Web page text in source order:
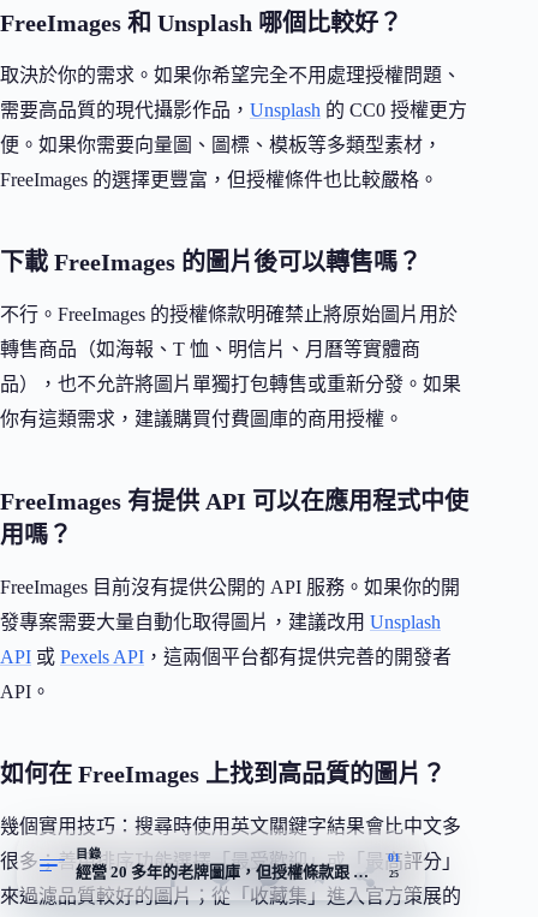
FreeImages 和 Unsplash 哪個比較好？
取決於你的需求。如果你希望完全不用處理授權問題、
需要高品質的現代攝影作品， Unsplash 的 CC0 授權更方
便。如果你需要向量圖、圖標、模板等多類型素材，
FreeImages 的選擇更豐富，但授權條件也比較嚴格。
下載 FreeImages 的圖片後可以轉售嗎？
不行。FreeImages 的授權條款明確禁止將原始圖片用於
轉售商品（如海報、T 恤、明信片、月曆等實體商
品），也不允許將圖片單獨打包轉售或重新分發。如果
你有這類需求，建議購買付費圖庫的商用授權。
FreeImages 有提供 API 可以在應用程式中使
用嗎？
FreeImages 目前沒有提供公開的 API 服務。如果你的開
發專案需要大量自動化取得圖片，建議改用 Unsplash
API 或 Pexels API ，這兩個平台都有提供完善的開發者
API。
如何在 FreeImages 上找到高品質的圖片？
幾個實用技巧：搜尋時使用英文關鍵字結果會比中文多
很多；善用排序功能選擇「最受歡迎」或「最高評分」
來過濾品質較好的圖片；從「收藏集」進入官方策展的
目錄
經營 20 多年的老牌圖庫，但授權條款跟 Unsplash 不在同一條路上
01
25